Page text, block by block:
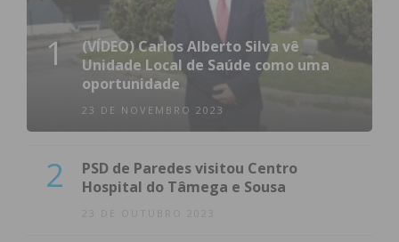
1
(VÍDEO) Carlos Alberto Silva vê
Unidade Local de Saúde como uma
oportunidade
23 DE NOVEMBRO 2023
2
PSD de Paredes visitou Centro
Hospital do Tâmega e Sousa
23 DE OUTUBRO 2023